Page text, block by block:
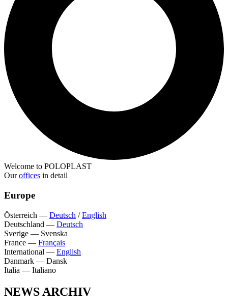
Welcome to POLOPLAST
Ouroffices in detail
Europe
Österreich — Deutsch /English
Deutschland — Deutsch
Sverige — Svenska
France — Français
International — English
Danmark — Dansk
Italia — Italiano
NEWS ARCHIV